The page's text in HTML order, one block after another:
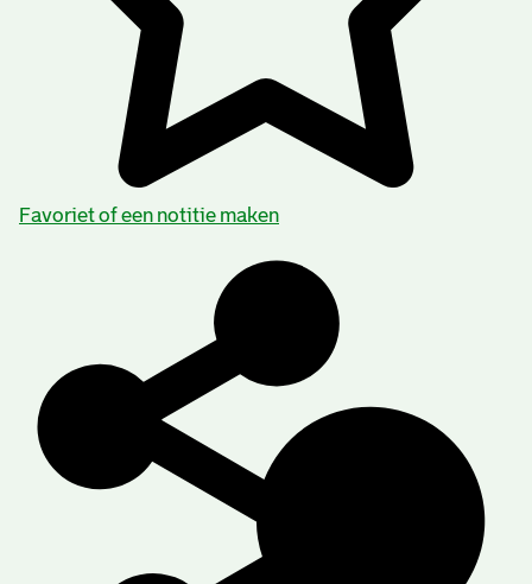
Favoriet of een notitie maken